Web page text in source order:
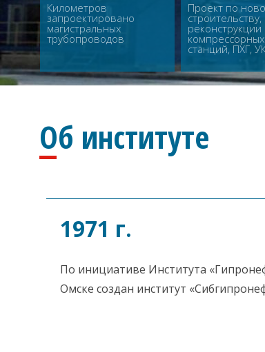
Километров
запроектировано
магистральных
трубопроводов
Проект по
строительству,
реконструкции
компрессорных
станций, ПХГ,
Об институте
1971 г.
По инициативе Института
Омске создан институт